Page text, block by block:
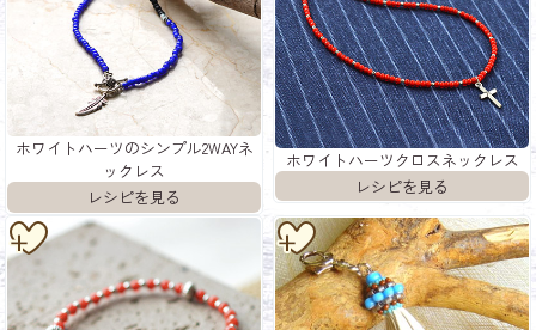
ホワイトハーツのシンプル2WAYネ
ックレス
ホワイトハーツクロスネックレス